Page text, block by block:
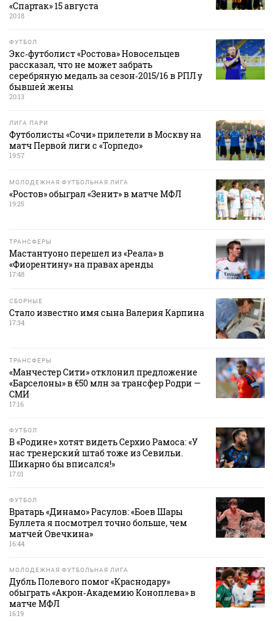
«Спартак» 15 августа
20:18
ФУТБОЛ
Экс‑футболист «Ростова» Новосельцев
рассказал, что не может забрать
серебряную медаль за сезон‑2015/16 в РПЛ у
бывшей жены
20:13
ЛИГА ПАРИ
Футболисты «Сочи» прилетели в Москву на
матч Первой лиги с «Торпедо»
19:57
МОЛОДЕЖНАЯ ФУТБОЛЬНАЯ ЛИГА
«Ростов» обыграл «Зенит» в матче МФЛ
19:25
ТРАНСФЕРЫ
Мастантуоно перешел из «Реала» в
«Фиорентину» на правах аренды
17:48
СБОРНЫЕ
Стало известно имя сына Валерия Карпина
17:34
ТРАНСФЕРЫ
«Манчестер Сити» отклонил предложение
«Барселоны» в €50 млн за трансфер Родри —
СМИ
17:16
ФУТБОЛ
В «Родине» хотят видеть Серхио Рамоса: «У
нас тренерский штаб тоже из Севильи.
Шикарно бы вписался!»
17:01
ФУТБОЛ
Вратарь «Динамо» Расулов: «Боев Шары
Буллета я посмотрел точно больше, чем
матчей Овечкина»
16:44
МОЛОДЕЖНАЯ ФУТБОЛЬНАЯ ЛИГА
Дубль Полевого помог «Краснодару»
обыграть «Акрон‑Академию Коноплева» в
матче МФЛ
16:19